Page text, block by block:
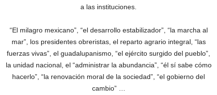
a las instituciones.
“El milagro mexicano”, “el desarrollo estabilizador”, “la marcha al
mar”, los presidentes obreristas, el reparto agrario integral, “las
fuerzas vivas”, el guadalupanismo, “el ejército surgido del pueblo”,
la unidad nacional, el “administrar la abundancia”, “él sí sabe cómo
hacerlo”, “la renovación moral de la sociedad”, “el gobierno del
cambio” …